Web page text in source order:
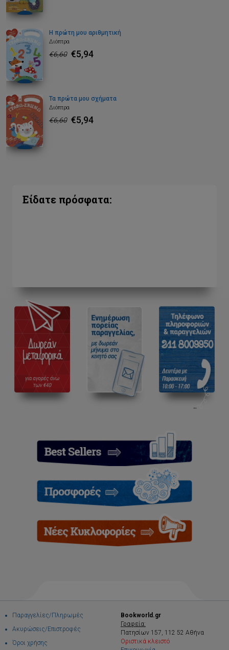
Η πρώτη μου αριθμητική
Διόπτρα
€6,60 €5,94
Τα πρώτα μου σχήματα
Διόπτρα
€6,60 €5,94
Είδατε πρόσφατα:
Παραγγελίες/Πληρωμές
Ακυρώσεις/Επιστροφές
Όροι χρήσης
Bookworld.gr
Γραφεία:
Πατησίων 157, 112 52 Αθήνα
Οριστικά κλειστό